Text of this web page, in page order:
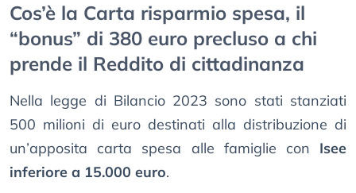
Cos’è la Carta risparmio spesa, il
“bonus” di 380 euro precluso a chi
prende il Reddito di cittadinanza
Nella legge di Bilancio 2023 sono stati stanziati
500 milioni di euro destinati alla distribuzione di
un’apposita carta spesa alle famiglie con Isee
inferiore a 15.000 euro.